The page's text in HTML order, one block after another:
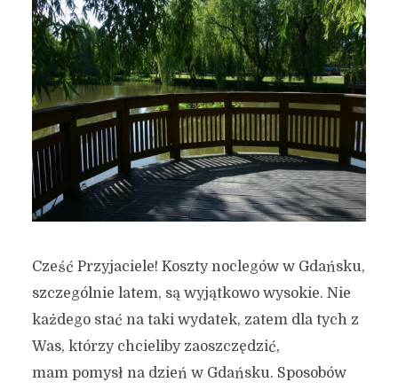
Cześć Przyjaciele! Koszty noclegów w Gdańsku,
szczególnie latem, są wyjątkowo wysokie. Nie
każdego stać na taki wydatek, zatem dla tych z
Was, którzy chcieliby zaoszczędzić,
mam pomysł na dzień w Gdańsku. Sposobów